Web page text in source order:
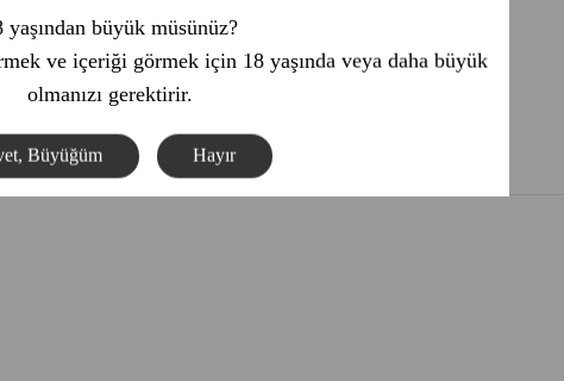
yaşından büyük müsünüz?
ve içeriği görmek için 18 yaşında veya daha büyük
olmanızı gerektirir.
Büyüğüm Hayır